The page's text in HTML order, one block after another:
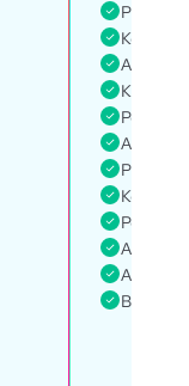
Proyek
Akses
Karakter
Akses
Paket
Akses
Akses
Buat